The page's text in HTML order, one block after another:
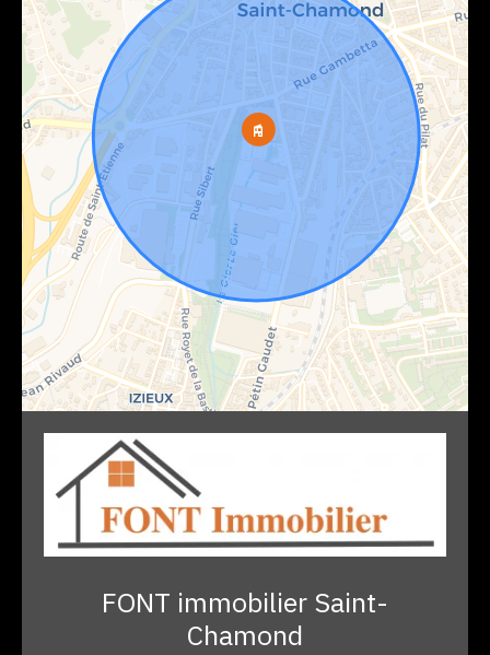
FONT immobilier Saint-
Chamond